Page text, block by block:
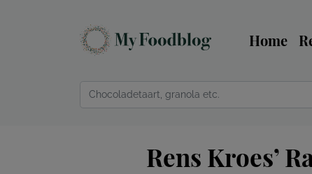
Home
Rens Kroes’